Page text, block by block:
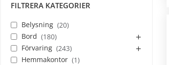
FILTRERA KATEGORIER
Belysning
20
Bord
180
Förvaring
243
Hemmakontor
1